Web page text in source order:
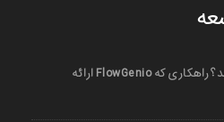
چرا بیشتر تریدرها رشد نمی‌کنند؟ راهکاری که FlowGenio ارائه